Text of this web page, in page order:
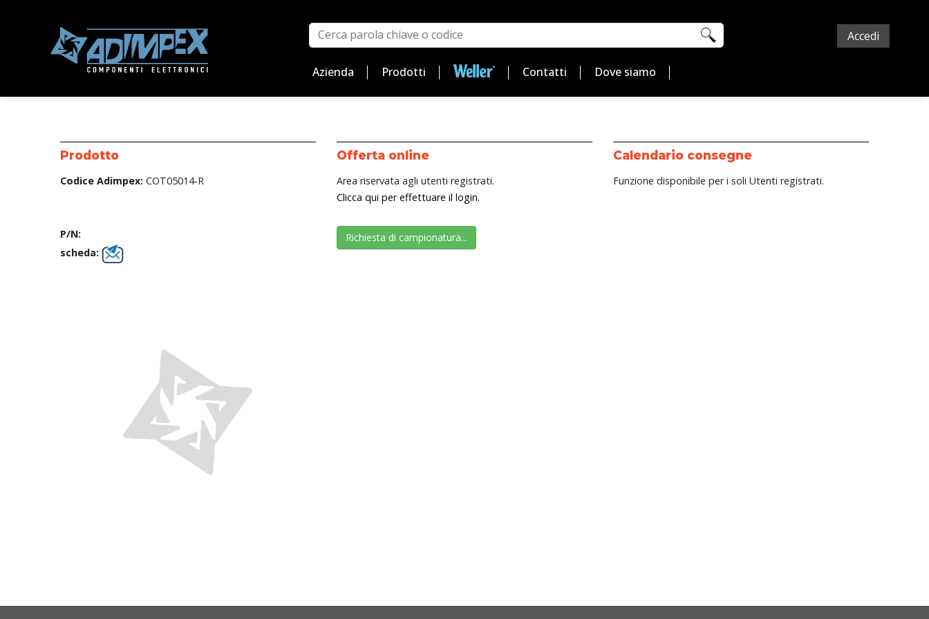
Azienda Prodotti Contatti Dove siamo
Accedi
Prodotto
Codice Adimpex: COT05014-R
P/N:
scheda:
Offerta online
Area riservata agli utenti registrati.
Clicca qui per effettuare il login.
Richiesta di campionatura...
Calendario consegne
Funzione disponibile per i soli Utenti registrati.